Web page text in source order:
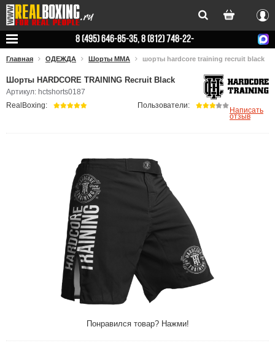
Вход
8 (495) 646-85-35, 8 (812) 748-22-
Главная ОДЕЖДА Шорты ММА шорты hardcore training recruit black
Шорты HARDCORE TRAINING Recruit Black
Артикул: hctshorts0187
Понравился товар? Нажми!
RealBoxing: Пользователи:
Написать
отзыв